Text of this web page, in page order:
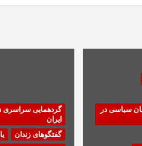
سیاسی در
گردهمایی سراسری
ایران
گفتگوهای زندان